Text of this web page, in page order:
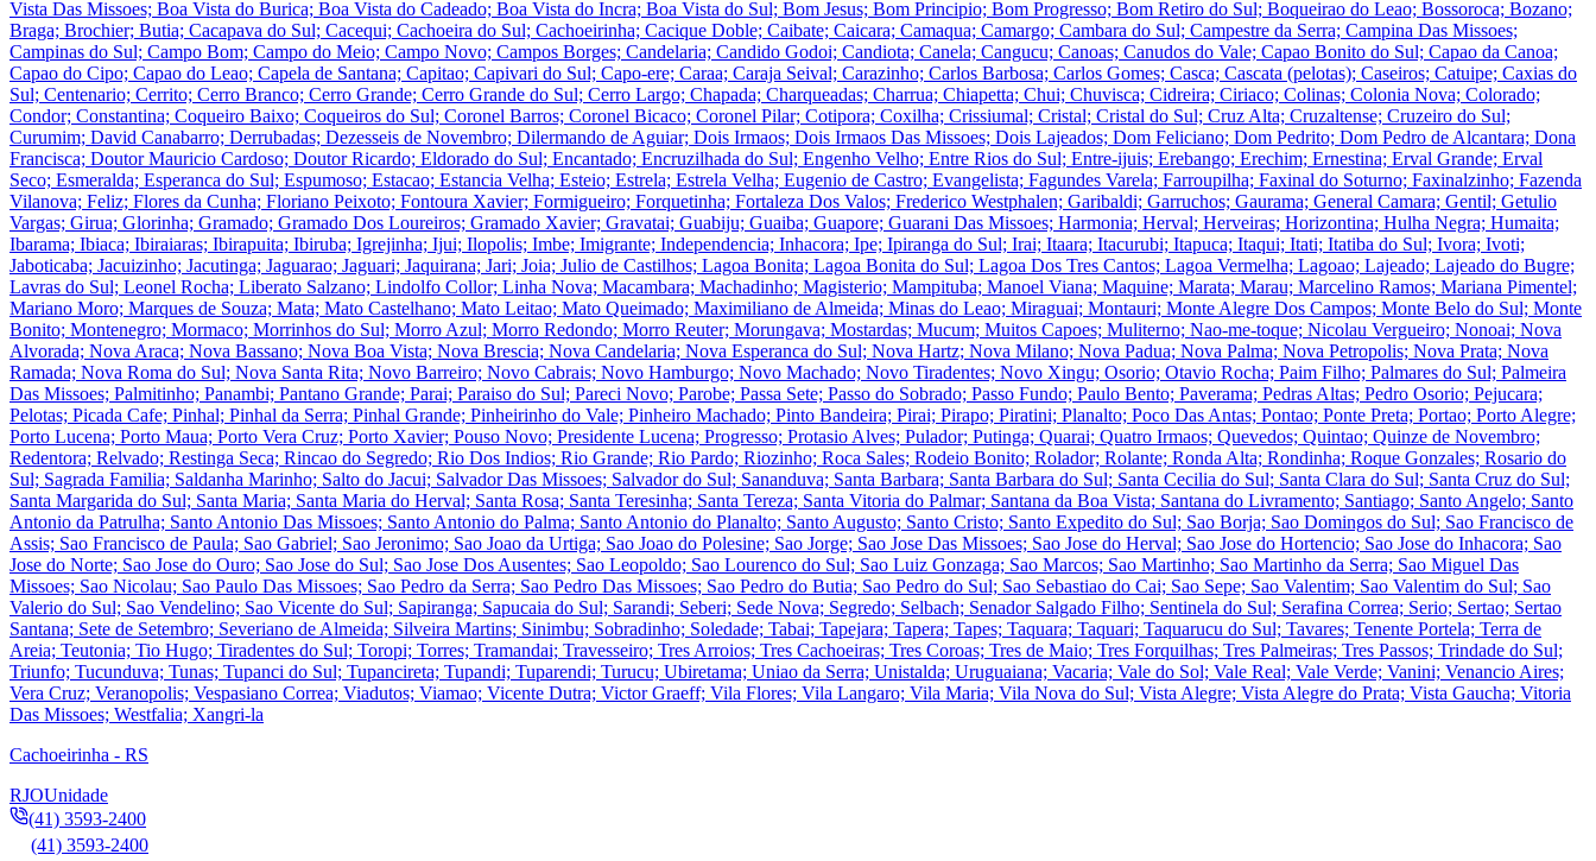
Vista Das Missoes; Boa Vista do Burica; Boa Vista do Cadeado; Boa Vista do Incra; Boa Vista do Sul; Bom Jesus; Bom Principio; Bom Progresso; Bom Retiro do Sul; Boqueirao do Leao; Bossoroca; Bozano;
Braga; Brochier; Butia; Cacapava do Sul; Cacequi; Cachoeira do Sul; Cachoeirinha; Cacique Doble; Caibate; Caicara; Camaqua; Camargo; Cambara do Sul; Campestre da Serra; Campina Das Missoes;
Campinas do Sul; Campo Bom; Campo do Meio; Campo Novo; Campos Borges; Candelaria; Candido Godoi; Candiota; Canela; Cangucu; Canoas; Canudos do Vale; Capao Bonito do Sul; Capao da Canoa;
Capao do Cipo; Capao do Leao; Capela de Santana; Capitao; Capivari do Sul; Capo-ere; Caraa; Caraja Seival; Carazinho; Carlos Barbosa; Carlos Gomes; Casca; Cascata (pelotas); Caseiros; Catuipe; Caxias do
Sul; Centenario; Cerrito; Cerro Branco; Cerro Grande; Cerro Grande do Sul; Cerro Largo; Chapada; Charqueadas; Charrua; Chiapetta; Chui; Chuvisca; Cidreira; Ciriaco; Colinas; Colonia Nova; Colorado;
Condor; Constantina; Coqueiro Baixo; Coqueiros do Sul; Coronel Barros; Coronel Bicaco; Coronel Pilar; Cotipora; Coxilha; Crissiumal; Cristal; Cristal do Sul; Cruz Alta; Cruzaltense; Cruzeiro do Sul;
Curumim; David Canabarro; Derrubadas; Dezesseis de Novembro; Dilermando de Aguiar; Dois Irmaos; Dois Irmaos Das Missoes; Dois Lajeados; Dom Feliciano; Dom Pedrito; Dom Pedro de Alcantara; Dona
Francisca; Doutor Mauricio Cardoso; Doutor Ricardo; Eldorado do Sul; Encantado; Encruzilhada do Sul; Engenho Velho; Entre Rios do Sul; Entre-ijuis; Erebango; Erechim; Ernestina; Erval Grande; Erval
Seco; Esmeralda; Esperanca do Sul; Espumoso; Estacao; Estancia Velha; Esteio; Estrela; Estrela Velha; Eugenio de Castro; Evangelista; Fagundes Varela; Farroupilha; Faxinal do Soturno; Faxinalzinho; Fazenda
Vilanova; Feliz; Flores da Cunha; Floriano Peixoto; Fontoura Xavier; Formigueiro; Forquetinha; Fortaleza Dos Valos; Frederico Westphalen; Garibaldi; Garruchos; Gaurama; General Camara; Gentil; Getulio
Vargas; Girua; Glorinha; Gramado; Gramado Dos Loureiros; Gramado Xavier; Gravatai; Guabiju; Guaiba; Guapore; Guarani Das Missoes; Harmonia; Herval; Herveiras; Horizontina; Hulha Negra; Humaita;
Ibarama; Ibiaca; Ibiraiaras; Ibirapuita; Ibiruba; Igrejinha; Ijui; Ilopolis; Imbe; Imigrante; Independencia; Inhacora; Ipe; Ipiranga do Sul; Irai; Itaara; Itacurubi; Itapuca; Itaqui; Itati; Itatiba do Sul; Ivora; Ivoti;
Jaboticaba; Jacuizinho; Jacutinga; Jaguarao; Jaguari; Jaquirana; Jari; Joia; Julio de Castilhos; Lagoa Bonita; Lagoa Bonita do Sul; Lagoa Dos Tres Cantos; Lagoa Vermelha; Lagoao; Lajeado; Lajeado do Bugre;
Lavras do Sul; Leonel Rocha; Liberato Salzano; Lindolfo Collor; Linha Nova; Macambara; Machadinho; Magisterio; Mampituba; Manoel Viana; Maquine; Marata; Marau; Marcelino Ramos; Mariana Pimentel;
Mariano Moro; Marques de Souza; Mata; Mato Castelhano; Mato Leitao; Mato Queimado; Maximiliano de Almeida; Minas do Leao; Miraguai; Montauri; Monte Alegre Dos Campos; Monte Belo do Sul; Monte
Bonito; Montenegro; Mormaco; Morrinhos do Sul; Morro Azul; Morro Redondo; Morro Reuter; Morungava; Mostardas; Mucum; Muitos Capoes; Muliterno; Nao-me-toque; Nicolau Vergueiro; Nonoai; Nova
Alvorada; Nova Araca; Nova Bassano; Nova Boa Vista; Nova Brescia; Nova Candelaria; Nova Esperanca do Sul; Nova Hartz; Nova Milano; Nova Padua; Nova Palma; Nova Petropolis; Nova Prata; Nova
Ramada; Nova Roma do Sul; Nova Santa Rita; Novo Barreiro; Novo Cabrais; Novo Hamburgo; Novo Machado; Novo Tiradentes; Novo Xingu; Osorio; Otavio Rocha; Paim Filho; Palmares do Sul; Palmeira
Das Missoes; Palmitinho; Panambi; Pantano Grande; Parai; Paraiso do Sul; Pareci Novo; Parobe; Passa Sete; Passo do Sobrado; Passo Fundo; Paulo Bento; Paverama; Pedras Altas; Pedro Osorio; Pejucara;
Pelotas; Picada Cafe; Pinhal; Pinhal da Serra; Pinhal Grande; Pinheirinho do Vale; Pinheiro Machado; Pinto Bandeira; Pirai; Pirapo; Piratini; Planalto; Poco Das Antas; Pontao; Ponte Preta; Portao; Porto Alegre;
Porto Lucena; Porto Maua; Porto Vera Cruz; Porto Xavier; Pouso Novo; Presidente Lucena; Progresso; Protasio Alves; Pulador; Putinga; Quarai; Quatro Irmaos; Quevedos; Quintao; Quinze de Novembro;
Redentora; Relvado; Restinga Seca; Rincao do Segredo; Rio Dos Indios; Rio Grande; Rio Pardo; Riozinho; Roca Sales; Rodeio Bonito; Rolador; Rolante; Ronda Alta; Rondinha; Roque Gonzales; Rosario do
Sul; Sagrada Familia; Saldanha Marinho; Salto do Jacui; Salvador Das Missoes; Salvador do Sul; Sananduva; Santa Barbara; Santa Barbara do Sul; Santa Cecilia do Sul; Santa Clara do Sul; Santa Cruz do Sul;
Santa Margarida do Sul; Santa Maria; Santa Maria do Herval; Santa Rosa; Santa Teresinha; Santa Tereza; Santa Vitoria do Palmar; Santana da Boa Vista; Santana do Livramento; Santiago; Santo Angelo; Santo
Antonio da Patrulha; Santo Antonio Das Missoes; Santo Antonio do Palma; Santo Antonio do Planalto; Santo Augusto; Santo Cristo; Santo Expedito do Sul; Sao Borja; Sao Domingos do Sul; Sao Francisco de
Assis; Sao Francisco de Paula; Sao Gabriel; Sao Jeronimo; Sao Joao da Urtiga; Sao Joao do Polesine; Sao Jorge; Sao Jose Das Missoes; Sao Jose do Herval; Sao Jose do Hortencio; Sao Jose do Inhacora; Sao
Jose do Norte; Sao Jose do Ouro; Sao Jose do Sul; Sao Jose Dos Ausentes; Sao Leopoldo; Sao Lourenco do Sul; Sao Luiz Gonzaga; Sao Marcos; Sao Martinho; Sao Martinho da Serra; Sao Miguel Das
Missoes; Sao Nicolau; Sao Paulo Das Missoes; Sao Pedro da Serra; Sao Pedro Das Missoes; Sao Pedro do Butia; Sao Pedro do Sul; Sao Sebastiao do Cai; Sao Sepe; Sao Valentim; Sao Valentim do Sul; Sao
Valerio do Sul; Sao Vendelino; Sao Vicente do Sul; Sapiranga; Sapucaia do Sul; Sarandi; Seberi; Sede Nova; Segredo; Selbach; Senador Salgado Filho; Sentinela do Sul; Serafina Correa; Serio; Sertao; Sertao
Santana; Sete de Setembro; Severiano de Almeida; Silveira Martins; Sinimbu; Sobradinho; Soledade; Tabai; Tapejara; Tapera; Tapes; Taquara; Taquari; Taquarucu do Sul; Tavares; Tenente Portela; Terra de
Areia; Teutonia; Tio Hugo; Tiradentes do Sul; Toropi; Torres; Tramandai; Travesseiro; Tres Arroios; Tres Cachoeiras; Tres Coroas; Tres de Maio; Tres Forquilhas; Tres Palmeiras; Tres Passos; Trindade do Sul;
Triunfo; Tucunduva; Tunas; Tupanci do Sul; Tupancireta; Tupandi; Tuparendi; Turucu; Ubiretama; Uniao da Serra; Unistalda; Uruguaiana; Vacaria; Vale do Sol; Vale Real; Vale Verde; Vanini; Venancio Aires;
Vera Cruz; Veranopolis; Vespasiano Correa; Viadutos; Viamao; Vicente Dutra; Victor Graeff; Vila Flores; Vila Langaro; Vila Maria; Vila Nova do Sul; Vista Alegre; Vista Alegre do Prata; Vista Gaucha; Vitoria
Das Missoes; Westfalia; Xangri-la
Cachoeirinha - RS
RJOUnidade
(41) 3593-2400
(41) 3593-2400